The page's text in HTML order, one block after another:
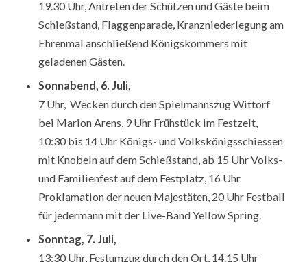
19.30 Uhr, Antreten der Schützen und Gäste beim
Schießstand, Flaggenparade, Kranzniederlegung am
Ehrenmal anschließend Königskommers mit
geladenen Gästen.
Sonnabend, 6. Juli,
7 Uhr, Wecken durch den Spielmannszug Wittorf
bei Marion Arens, 9 Uhr Frühstück im Festzelt,
10:30 bis 14 Uhr Königs- und Volkskönigsschiessen
mit Knobeln auf dem Schießstand, ab 15 Uhr Volks-
und Familienfest auf dem Festplatz, 16 Uhr
Proklamation der neuen Majestäten, 20 Uhr Festball
für jedermann mit der Live-Band Yellow Spring.
Sonntag, 7. Juli,
13:30 Uhr, Festumzug durch den Ort, 14.15 Uhr